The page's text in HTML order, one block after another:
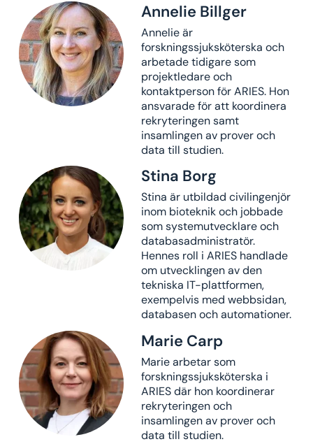
Annelie Billger
Annelie är
forskningssjuksköterska och
arbetade tidigare som
projektledare och
kontaktperson för ARIES. Hon
ansvarade för att koordinera
rekryteringen samt
insamlingen av prover och
data till studien.
Stina Borg
Stina är utbildad civilingenjör
inom bioteknik och jobbade
som systemutvecklare och
databasadministratör.
Hennes roll i ARIES handlade
om utvecklingen av den
tekniska IT-plattformen,
exempelvis med webbsidan,
databasen och automationer.
Marie Carp
Marie arbetar som
forskningssjuksköterska i
ARIES ​där hon koordinerar
rekryteringen​ och
insamlingen av prover och
data till studien.